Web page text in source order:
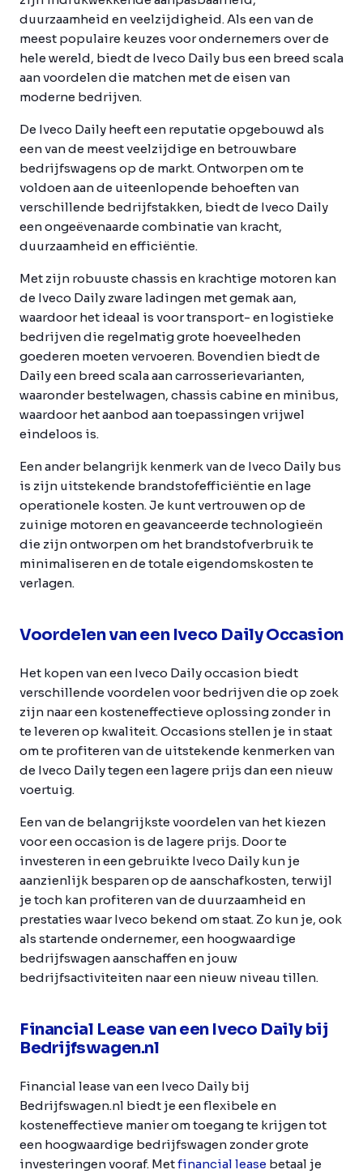
duurzaamheid en veelzijdigheid. Als een van de
meest populaire keuzes voor ondernemers over de
hele wereld, biedt de Iveco Daily bus een breed scala
aan voordelen die matchen met de eisen van
moderne bedrijven.
De Iveco Daily heeft een reputatie opgebouwd als
een van de meest veelzijdige en betrouwbare
bedrijfswagens op de markt. Ontworpen om te
voldoen aan de uiteenlopende behoeften van
verschillende bedrijfstakken, biedt de Iveco Daily
een ongeëvenaarde combinatie van kracht,
duurzaamheid en efficiëntie.
Met zijn robuuste chassis en krachtige motoren kan
de Iveco Daily zware ladingen met gemak aan,
waardoor het ideaal is voor transport- en logistieke
bedrijven die regelmatig grote hoeveelheden
goederen moeten vervoeren. Bovendien biedt de
Daily een breed scala aan carrosserievarianten,
waaronder bestelwagen, chassis cabine en minibus,
waardoor het aanbod aan toepassingen vrijwel
eindeloos is.
Een ander belangrijk kenmerk van de Iveco Daily bus
is zijn uitstekende brandstofefficiëntie en lage
operationele kosten. Je kunt vertrouwen op de
zuinige motoren en geavanceerde technologieën
die zijn ontworpen om het brandstofverbruik te
minimaliseren en de totale eigendomskosten te
verlagen.
Voordelen van een Iveco Daily Occasion
Het kopen van een Iveco Daily occasion biedt
verschillende voordelen voor bedrijven die op zoek
zijn naar een kosteneffectieve oplossing zonder in
te leveren op kwaliteit. Occasions stellen je in staat
om te profiteren van de uitstekende kenmerken van
de Iveco Daily tegen een lagere prijs dan een nieuw
voertuig.
Een van de belangrijkste voordelen van het kiezen
voor een occasion is de lagere prijs. Door te
investeren in een gebruikte Iveco Daily kun je
aanzienlijk besparen op de aanschafkosten, terwijl
je toch kan profiteren van de duurzaamheid en
prestaties waar Iveco bekend om staat. Zo kun je, ook
als startende ondernemer, een hoogwaardige
bedrijfswagen aanschaffen en jouw
bedrijfsactiviteiten naar een nieuw niveau tillen.
Financial Lease van een Iveco Daily bij
Bedrijfswagen.nl
Financial lease van een Iveco Daily bij
Bedrijfswagen.nl biedt je een flexibele en
kosteneffectieve manier om toegang te krijgen tot
een hoogwaardige bedrijfswagen zonder grote
investeringen vooraf. Metfinancial lease betaal je